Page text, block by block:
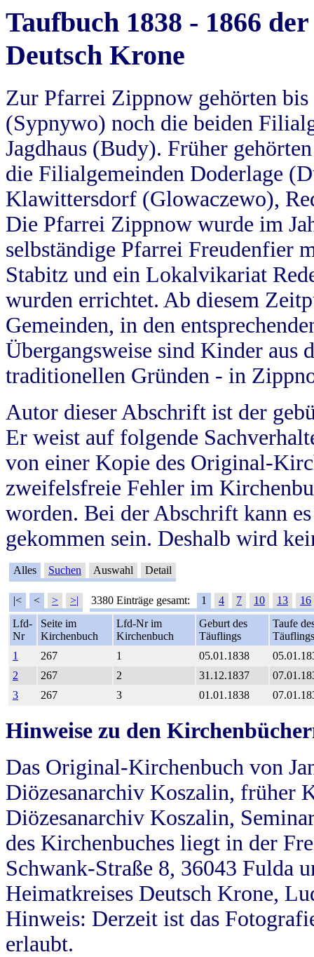
Taufbuch 1838 - 1866
Deutsch Krone
Zur Pfarrei Zippnow gehörten
(Sypnywo) noch die beiden
Jagdhaus (Budy). Früher
die Filialgemeinden Doderlage
Klawittersdorf (Glowaczewo),
Die Pfarrei Zippnow wurde im
selbständige Pfarrei Freudenfier
Stabitz und ein Lokalvikariat
wurden errichtet. Ab diesem
Gemeinden, in den
Übergangsweise sind Kinder aus
traditionellen Gründen - in
Autor dieser Abschrift ist der
Er weist auf folgende
von einer Kopie des Original-
zweifelsfreie Fehler im
worden. Bei der Abschrift kann
gekommen sein. Deshalb wird
Alles Suchen Auswahl Detail
|< < > >| 3380 Einträge gesamt: 1 4 7 10 13
16
Lfd-
Nr
Seite im
Kirchenbuch
Lfd-Nr im
Kirchenbuch
Geburt des
Täuflings
Taufe
Täuflings
1
267 1 05.01.1838
2
267 2 31.12.1837
3
267 3 01.01.1838
Hinweise zu den
Das Original-Kirchenbuch von
Diözesanarchiv Koszalin, früher
Diözesanarchiv Koszalin,
des Kirchenbuches liegt in der
Schwank-Straße 8, 36043 Fulda
Heimatkreises Deutsch Krone,
Hinweis: Derzeit ist das
erlaubt.